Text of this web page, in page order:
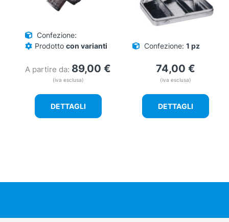
Confezione:
Prodotto con varianti
A partire da: 89,00 €
(iva esclusa)
DETTAGLI
Confezione: 1 pz
74,00 €
(iva esclusa)
DETTAGLI